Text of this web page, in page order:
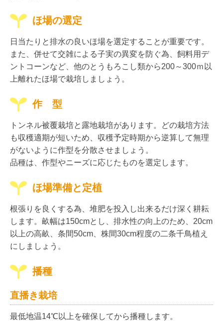
ほ場の選定
日当たりと排水の良いほ場を選定することが重要です。
また、併せて交雑による子実の異変を防ぐ為、飼料用デ
ントコーンなど、他のとうもろこし類から200～300ｍ以
上離れたほ場で栽培しましょう。
作 型
トンネル被覆栽培と露地栽培があります。どの栽培方法
も収穫適期が短いため、収穫予定時期から逆算して無理
がないように作型を分散させましょう。
品種は、作型やニーズに応じたものを選定します。
ほ場準備と定植
根張りを良くする為、堆肥を投入し出来るだけ深く耕耘
します。畝幅は150cmとし、排水性の向上のため、20cm
以上の高畝、条間50cm、株間30cm程度の二条千鳥植え
にしましょう。
播種
直播き栽培
最低地温14℃以上を確保してから播種します。